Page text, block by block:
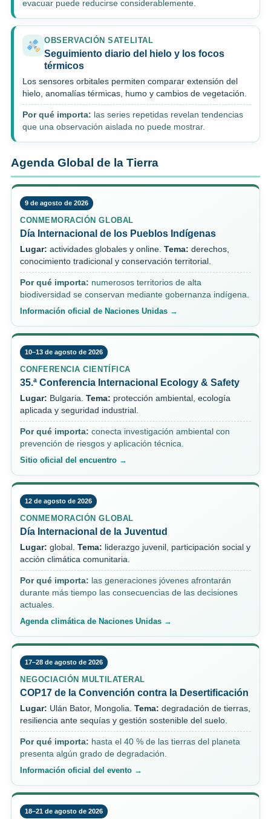
evacuar puede reducirse considerablemente.
OBSERVACIÓN SATELITAL
Seguimiento diario del hielo y los focos
térmicos
Los sensores orbitales permiten comparar extensión del
hielo, anomalías térmicas, humo y cambios de vegetación.
Por qué importa: las series repetidas revelan tendencias
que una observación aislada no puede mostrar.
Agenda Global de la Tierra
9 de agosto de 2026
CONMEMORACIÓN GLOBAL
Día Internacional de los Pueblos Indígenas
Lugar: actividades globales y online. Tema: derechos,
conocimiento tradicional y conservación territorial.
Por qué importa: numerosos territorios de alta
biodiversidad se conservan mediante gobernanza indígena.
Información oficial de Naciones Unidas →
10–13 de agosto de 2026
CONFERENCIA CIENTÍFICA
35.ª Conferencia Internacional Ecology & Safety
Lugar: Bulgaria. Tema: protección ambiental, ecología
aplicada y seguridad industrial.
Por qué importa: conecta investigación ambiental con
prevención de riesgos y aplicación técnica.
Sitio oficial del encuentro →
12 de agosto de 2026
CONMEMORACIÓN GLOBAL
Día Internacional de la Juventud
Lugar: global. Tema: liderazgo juvenil, participación social y
acción climática comunitaria.
Por qué importa: las generaciones jóvenes afrontarán
durante más tiempo las consecuencias de las decisiones
actuales.
Agenda climática de Naciones Unidas →
17–28 de agosto de 2026
NEGOCIACIÓN MULTILATERAL
COP17 de la Convención contra la Desertificación
Lugar: Ulán Bator, Mongolia. Tema: degradación de tierras,
resiliencia ante sequías y gestión sostenible del suelo.
Por qué importa: hasta el 40 % de las tierras del planeta
presenta algún grado de degradación.
Información oficial del evento →
18–21 de agosto de 2026